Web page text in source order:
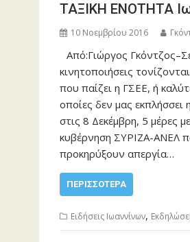
ΤΑΞΙΚΗ ΕΝΟΤΗΤΑ
10 Νοεμβρίου 2016
Από:Γιώργος
κινητοποιήσεις
που παίζει η ΓΣΕΕ, ή
οποίες δεν μας
στις 8 Δεκέμβρη, 5 μέρες
κυβέρνηση ΣΥΡΙΖΑ-ΑΝΕΛ
προκηρύξουν απεργία…
ΠΕΡΙΣΣΌΤΕΡΑ
Ειδήσεις Ιωαννίνων,